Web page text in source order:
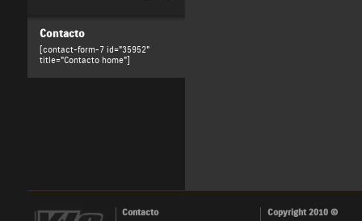
Contacto
[contact-form-7 id="35952"
title="Contacto home"]
Contacto Copyright 2010 ©